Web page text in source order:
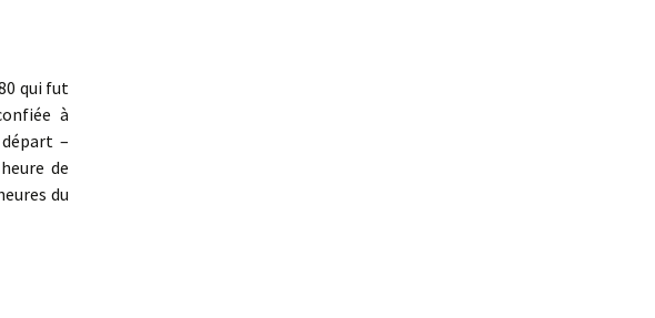
qui fut
à
–
de
du